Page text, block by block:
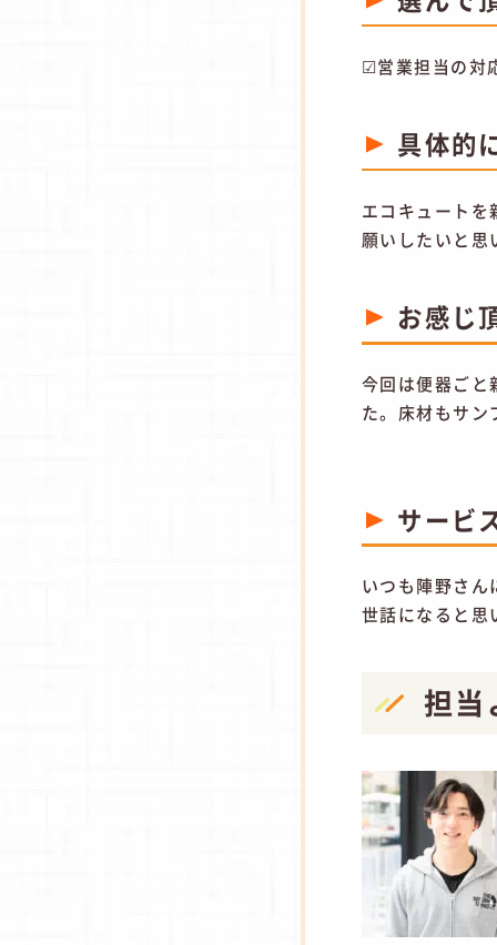
☑営業担当の対
具体的
エコキュート
願いしたいと思
お感じ
今回は便器ごと
た。床材もサ
サービ
いつも陣野さ
世話になると思
担当